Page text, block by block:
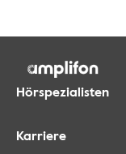
Hörspezialisten
Karriere